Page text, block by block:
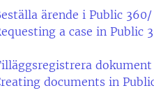
ärende i Public 360/
a case in Public
documents in